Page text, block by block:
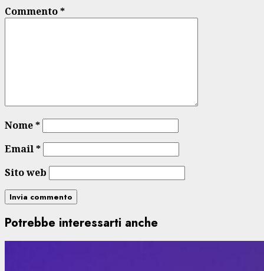
Commento*
Nome*
Email*
Sito web
Potrebbe interessarti anche